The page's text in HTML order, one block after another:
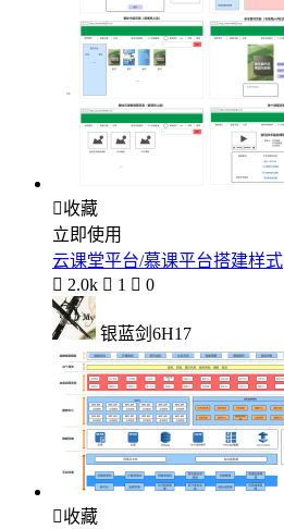
收藏
立即使用
云课堂平台/慕课平台搭建样式
 2.0k  1  0
银蓝剑6H17
收藏